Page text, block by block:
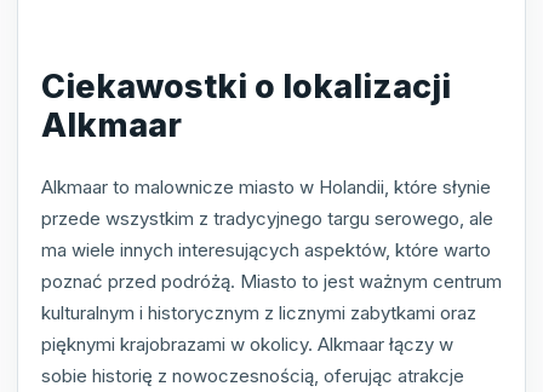
Ciekawostki o lokalizacji
Alkmaar
Alkmaar to malownicze miasto w Holandii, które słynie
przede wszystkim z tradycyjnego targu serowego, ale
ma wiele innych interesujących aspektów, które warto
poznać przed podróżą. Miasto to jest ważnym centrum
kulturalnym i historycznym z licznymi zabytkami oraz
pięknymi krajobrazami w okolicy. Alkmaar łączy w
sobie historię z nowoczesnością, oferując atrakcje